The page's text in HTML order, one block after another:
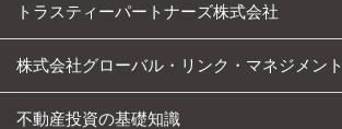
トラスティーパートナーズ株式会社
株式会社グローバル・リンク・マネジメント
不動産投資の基礎知識